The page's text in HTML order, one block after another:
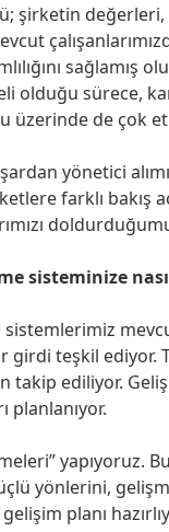
şirketin
sağlamış
olduğu sürece,
üzerinde de çok
yönetici
farklı bakış
sisteminize
girdi teşkil ediyor.
takip ediliyor.
yapıyoruz.
yönlerini,
planı